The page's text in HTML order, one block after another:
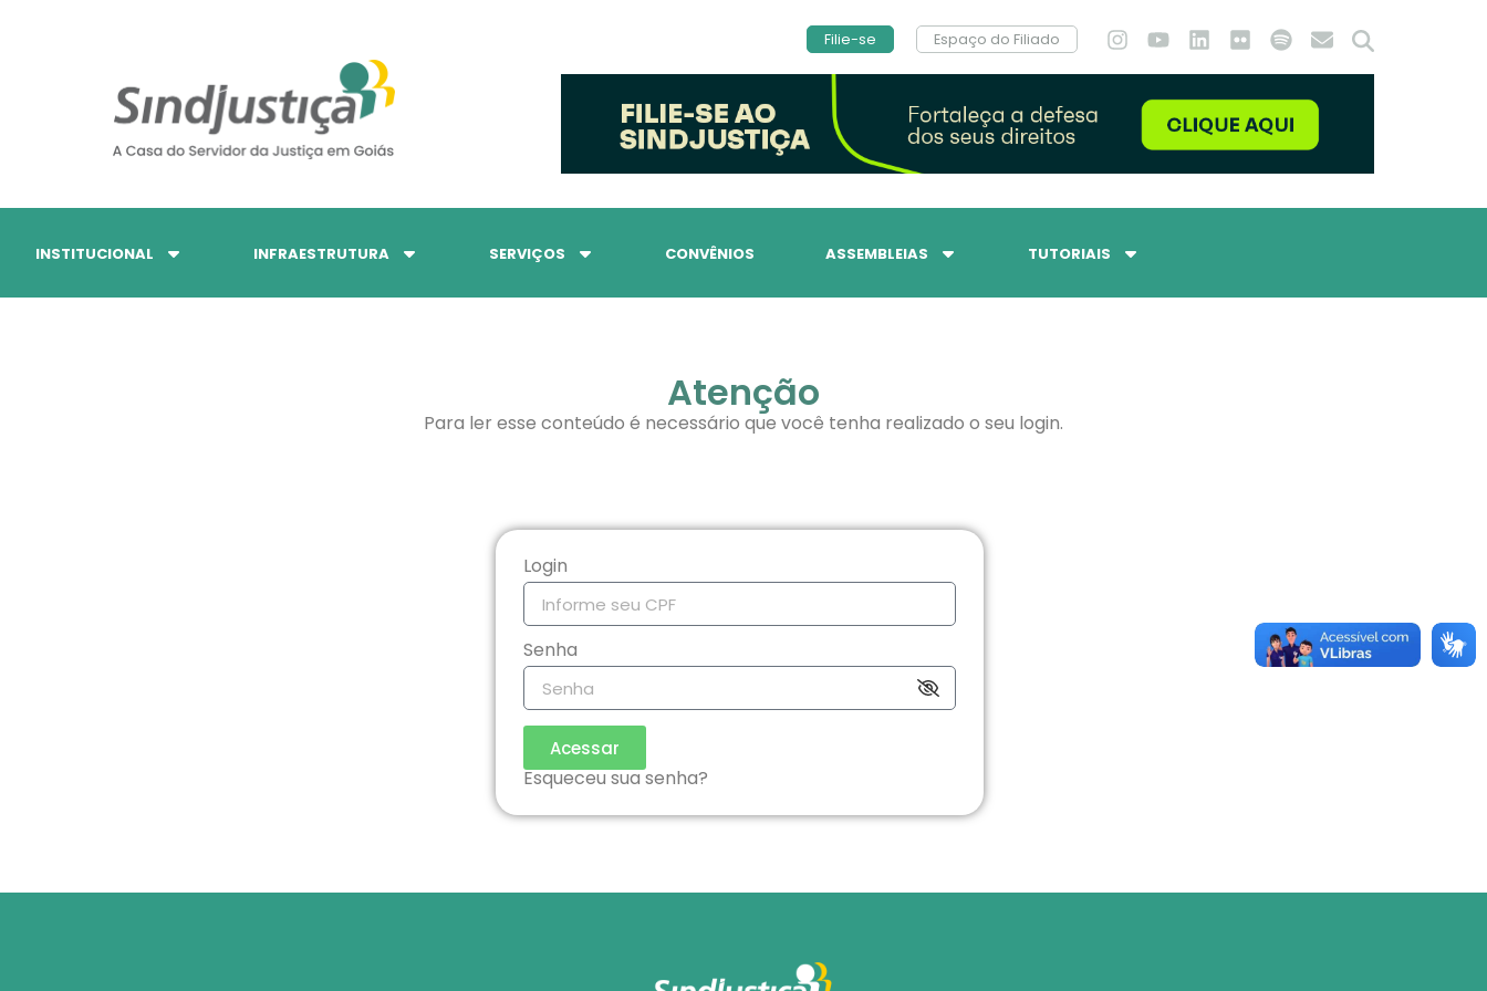
Filie-se Espaço do Filiado
INSTITUCIONAL INFRAESTRUTURA SERVIÇOS CONVÊNIOS ASSEMBLEIAS TUTORIAIS
Atenção
Para ler esse conteúdo é necessário que você tenha realizado o seu login.
Login
Senha
Acessar
Esqueceu sua senha?